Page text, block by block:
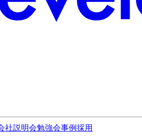
社説明会勉強会事例採用